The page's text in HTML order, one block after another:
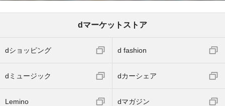
dマーケットストア
dショッピング d fashion
dミュージック dカーシェア
Lemino dマガジン